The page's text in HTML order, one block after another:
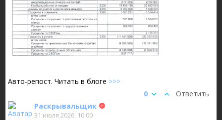
Авто-репост. Читать в блоге >>>
Ответить
0
Раскрывальщик
31 июля 2026, 10:00